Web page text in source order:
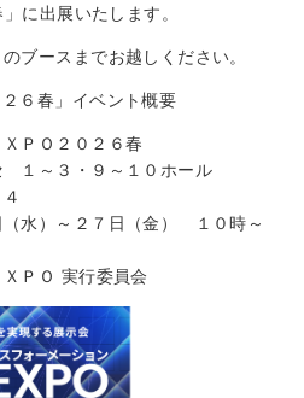
に出展いたします。
ブースまでお越しください。
６春」イベント概要
ＰＯ２０２６春
３・９～１０ホール
水）～２７日（金） １０時～
Ｏ 実行委員会